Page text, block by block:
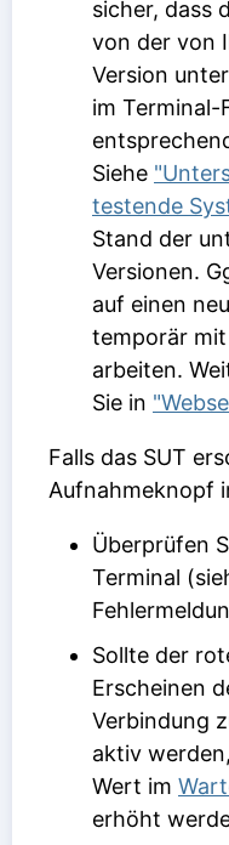
sicher, dass
von der von
Version
im Terminal-
Siehe
testende
Stand der
Versionen.
auf einen
temporär
arbeiten.
Sie in
Falls das SUT
Aufnahmeknopf
Überprüfen
Terminal
Sollte der
Erscheinen
Verbindung
aktiv
Wert im
erhöht